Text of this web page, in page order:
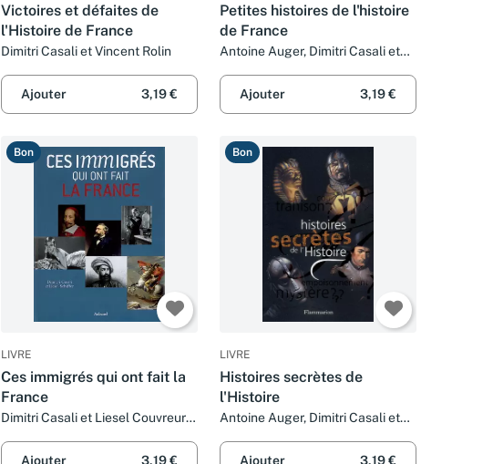
Victoires et défaites de
l'Histoire de France
Dimitri Casali et Vincent Rolin
Ajouter 3,19 €
Petites histoires de l'histoire
de France
Antoine Auger, Dimitri Casali et
Ajouter
3,19 €
Bon
LIVRE
Ces immigrés qui ont fait la
France
Dimitri Casali et Liesel Couvreur-
Ajouter
3,19 €
Bon
LIVRE
Histoires secrètes de
l'Histoire
Antoine Auger, Dimitri Casali et
Ajouter
3,19 €